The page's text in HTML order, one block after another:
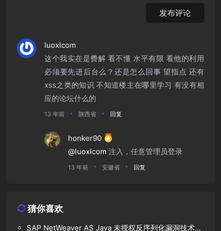
发布评论
luoxlcom
这个我实在是费解 看不懂 水平有限 看他的利用
必须要先进后台么？还是怎么回事 望指点 还有
xss之类的知识 不知道楼主在哪里学习 有没有相
应的论坛什么的
13 年前 陕西省 回复
honker90
@luoxlcom 注入，任意管理员登录
13 年前 安徽省 回复
猜你喜欢
SAP NetWeaver AS Java 未授权反序列化漏洞技术分